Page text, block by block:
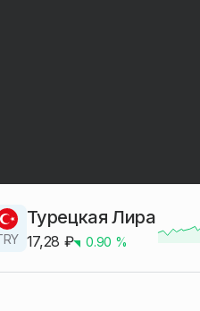
Турецкая Лира
17,28 ₽ 0.90 %